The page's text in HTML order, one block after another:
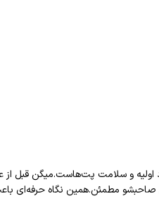
اولیه و سلامت پت‌هاست.میگن قبل
صاحبشو مطمئن.همین نگاه حرفه‌ای